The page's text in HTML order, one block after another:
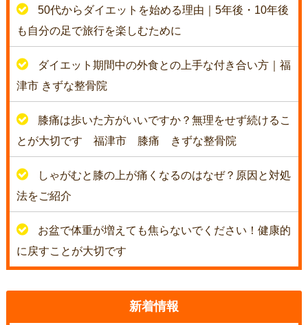
50代からダイエットを始める理由｜5年後・10年後
も自分の足で旅行を楽しむために
ダイエット期間中の外食との上手な付き合い方｜福
津市 きずな整骨院
膝痛は歩いた方がいいですか？無理をせず続けるこ
とが大切です 福津市 膝痛 きずな整骨院
しゃがむと膝の上が痛くなるのはなぜ？原因と対処
法をご紹介
お盆で体重が増えても焦らないでください！健康的
に戻すことが大切です
新着情報